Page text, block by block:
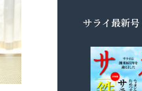
サライ最新号